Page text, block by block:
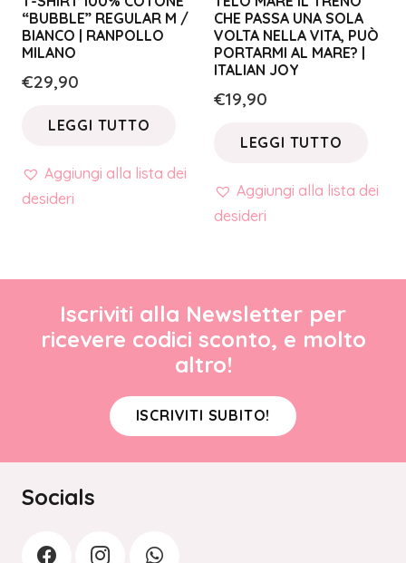
“BUBBLE” REGULAR M /
BIANCO | RANPOLLO
MILANO
€29,90
LEGGI TUTTO
Aggiungi alla lista dei
desideri
CHE PASSA UNA SOLA
VOLTA NELLA VITA, PUÒ
PORTARMI AL MARE? |
ITALIAN JOY
€19,90
LEGGI TUTTO
Aggiungi alla lista dei
desideri
Iscriviti alla Newsletter per
ricevere codici sconto, e molto
altro!
ISCRIVITI SUBITO!
Socials